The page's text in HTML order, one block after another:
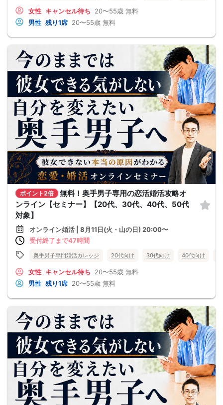
女性 キャンセル待ち 20〜55歳 無料
男性 残り1席 20〜55歳 無料
ポイント2倍
無料！奥手男子専用の恋活婚活攻略オ
ンライン【セミナー】【20代、30代、40代、50代
対象】
オンライン婚活 | 8月11日(火・山の日) 20:00〜
受付終了まで47時間
奥手男子専門婚活カレッジ 20代向け 30代向け 40代向け
女性 キャンセル待ち 20〜55歳 無料
男性 残り1席 20〜55歳 無料